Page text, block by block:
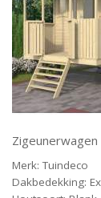
Merk: Tuindeco
Dakbedekking: